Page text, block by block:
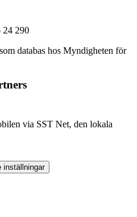
24 290
databas hos Myndigheten för
via SST Net, den lokala
inställningar